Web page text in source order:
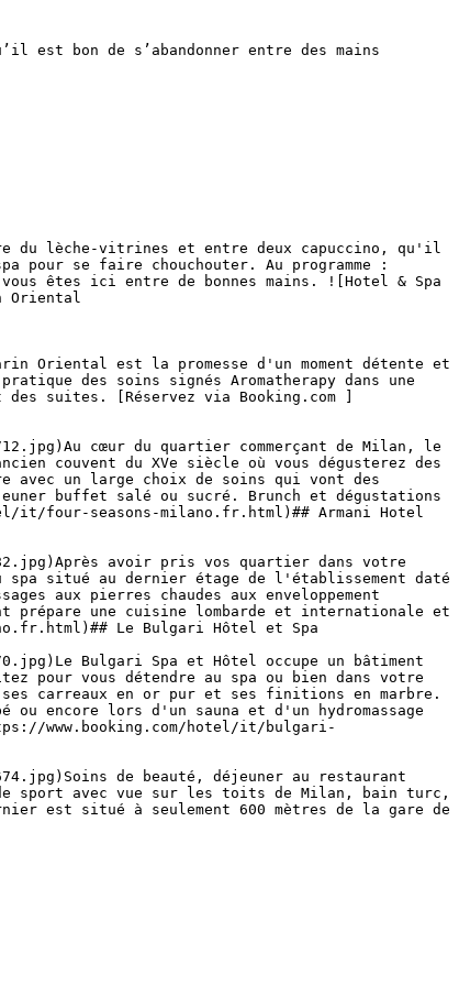
bon de s’abandonner entre des mains
du lèche-vitrines et entre deux capuccino, qu'il
pour se faire chouchouter. Au programme :
vous êtes ici entre de bonnes mains. ![Hotel & Spa
Oriental
Oriental est la promesse d'un moment détente et
des soins signés Aromatherapy dans une
suites. [Réservez via Booking.com ]
cœur du quartier commerçant de Milan, le
couvent du XVe siècle où vous dégusterez des
avec un large choix de soins qui vont des
buffet salé ou sucré. Brunch et dégustations
it/four-seasons-milano.fr.html)## Armani Hotel
avoir pris vos quartier dans votre
spa situé au dernier étage de l'établissement daté
aux pierres chaudes aux enveloppement
une cuisine lombarde et internationale et
Le Bulgari Hôtel et Spa
Bulgari Spa et Hôtel occupe un bâtiment
pour vous détendre au spa ou bien dans votre
carreaux en or pur et ses finitions en marbre.
ou encore lors d'un sauna et d'un hydromassage
www.booking.com/hotel/it/bulgari-
de beauté, déjeuner au restaurant
sport avec vue sur les toits de Milan, bain turc,
est situé à seulement 600 mètres de la gare de